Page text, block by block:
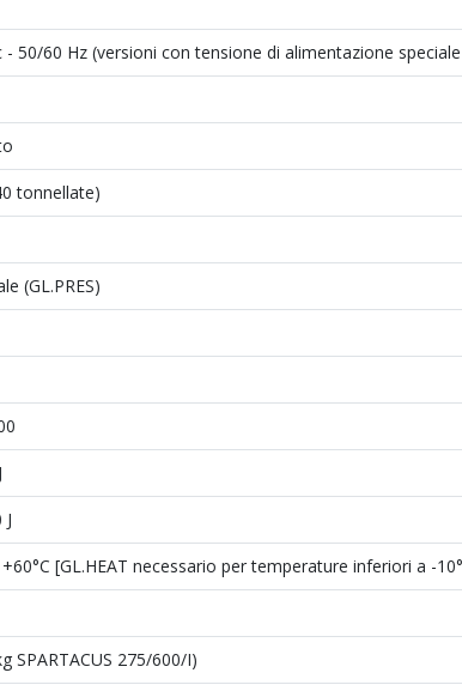
- 50/60 Hz (versioni con tensione di alimentazione
tonnellate)
(GL.PRES)
+60°C [GL.HEAT necessario per temperature inferiori a -
SPARTACUS 275/600/I)